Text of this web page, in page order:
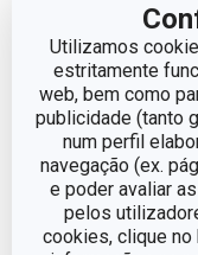
Utilizamos
estritamente
web, bem como
publicidade (tanto
num perfil
navegação (ex.
e poder avaliar
pelos
cookies, clique no
Outros
CATEGORIA
LINHA DE PRODUTO
MATERIAL